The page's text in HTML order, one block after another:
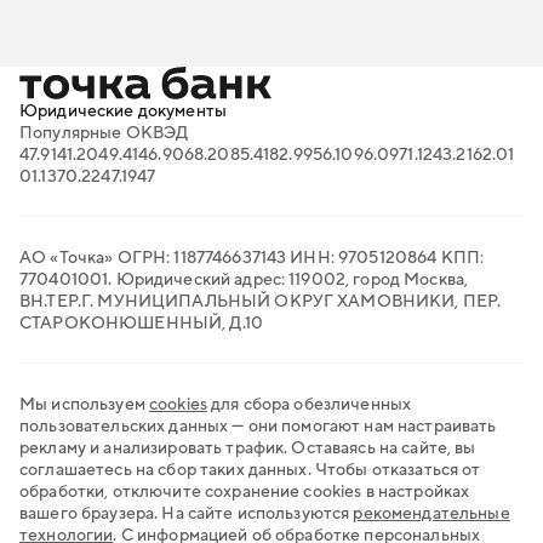
Проверка контрагентов
Продажи на маркетплейсах
Торговый эквайринг
Электронный документооборот
Транспортный ЭДО
QR-платежи
Юридические документы
Популярные ОКВЭД
47.9141.2049.4146.9068.2085.4182.9956.1096.0971.1243.2162.01
01.1370.2247.1947
АО «Точка» ОГРН: 1187746637143 ИНН: 9705120864 КПП:
770401001. Юридический адрес: 119002, город Москва,
ВН.ТЕР.Г. МУНИЦИПАЛЬНЫЙ ОКРУГ ХАМОВНИКИ, ПЕР.
СТАРОКОНЮШЕННЫЙ, Д.10
Мы используем cookiesдля сбора обезличенных
пользовательских данных — они помогают нам настраивать
рекламу и анализировать трафик. Оставаясь на сайте, вы
соглашаетесь на сбор таких данных. Чтобы отказаться от
обработки, отключите сохранение cookies в настройках
вашего браузера. На сайте используются рекомендательные
технологии. С информацией об обработке персональных